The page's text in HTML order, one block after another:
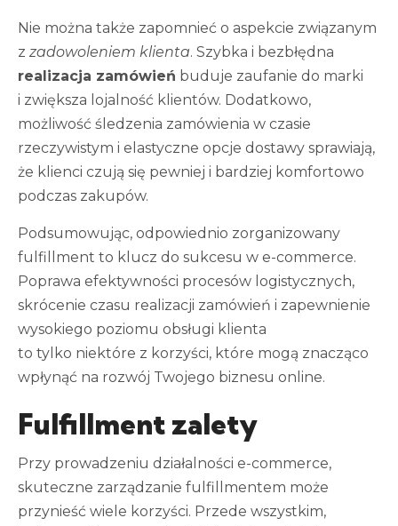
Nie można także zapomnieć o aspekcie związanym
z zadowoleniem klienta. Szybka i bezbłędna
realizacja zamówień buduje zaufanie do marki
i zwiększa lojalność klientów. Dodatkowo,
możliwość śledzenia zamówienia w czasie
rzeczywistym i elastyczne opcje dostawy sprawiają,
że klienci czują się pewniej i bardziej komfortowo
podczas zakupów.
Podsumowując, odpowiednio zorganizowany
fulfillment to klucz do sukcesu w e-commerce.
Poprawa efektywności procesów logistycznych,
skrócenie czasu realizacji zamówień i zapewnienie
wysokiego poziomu obsługi klienta
to tylko niektóre z korzyści, które mogą znacząco
wpłynąć na rozwój Twojego biznesu online.
Fulfillment zalety
Przy prowadzeniu działalności e-commerce,
skuteczne zarządzanie fulfillmentem może
przynieść wiele korzyści. Przede wszystkim,